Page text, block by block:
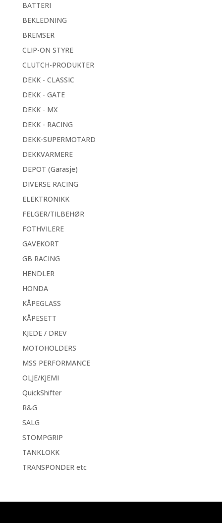
BATTERI
BEKLEDNING
BREMSER
CLIP-ON STYRE
CLUTCH-PRODUKTER
DEKK - CLASSIC
DEKK - GATE
DEKK - MX
DEKK - RACING
DEKK-SUPERMOTARD
DEKKVARMERE
DEPOT (Garasje)
DIVERSE RACING
ELEKTRONIKK
FELGER/TILBEHØR
FOTHVILERE
GAVEKORT
GB RACING
HENDLER
HONDA
KÅPEGLASS
KÅPESETT
KJEDE / DREV
MOTOHOLDERS
MSS PERFORMANCE
OLJE/KJEMI
QuickShifter
R&G
SALG
STOMPGRIP
TANKLOKK
TRANSPONDER etc